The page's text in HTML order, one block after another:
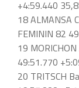
+4:59.440
18 ALMANSA
FEMININ 82
19
49:51.770
20 TRITSCH